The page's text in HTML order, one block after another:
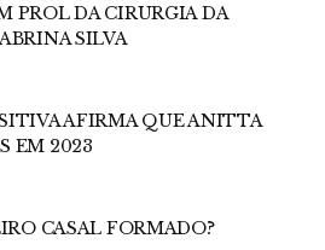
PROL DA CIRURGIA DA
SILVA
AFIRMA QUE ANITTA
EM 2023
CASAL FORMADO?